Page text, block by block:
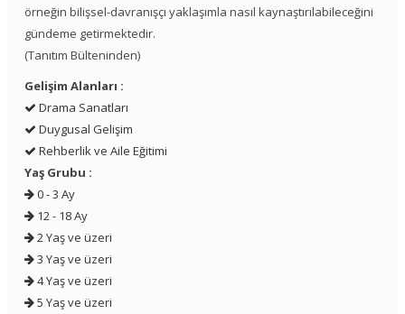
örneğin bilişsel-davranışçı yaklaşımla nasıl kaynaştırılabileceğini
gündeme getirmektedir.
(Tanıtım Bülteninden)
Gelişim Alanları :
Drama Sanatları
Duygusal Gelişim
Rehberlik ve Aile Eğitimi
Yaş Grubu :
0 - 3 Ay
12 - 18 Ay
2 Yaş ve üzeri
3 Yaş ve üzeri
4 Yaş ve üzeri
5 Yaş ve üzeri